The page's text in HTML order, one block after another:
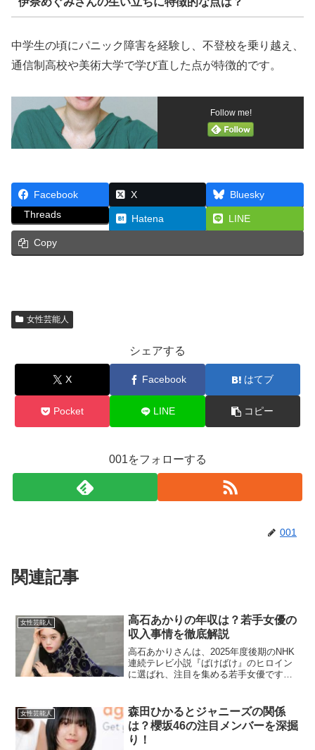
中学生の頃にパニック障害を経験し、不登校を乗り越え、
通信制高校や美術大学で学び直した点が特徴的です。
Follow me!
Facebook X
Bluesky
Threads
Hatena LINE
Copy
女性芸能人
シェアする
X Facebook はてブ
Pocket LINE コピー
001をフォローする
001
関連記事
女性芸能人
高石あかりの年収は？若手女優の
収入事情を徹底解説
高石あかりさんは、2025年度後期のNHK
連続テレビ小説『ばけばけ』のヒロイン
に選ばれ、注目を集める若手女優です。
高石あかりさんの年収や、若手女優の収
入事情について詳し...
女性芸能人
森田ひかるとジャニーズの関係
は？櫻坂46の注目メンバーを深掘
り！